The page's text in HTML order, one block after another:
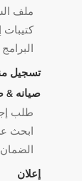
ملف
كتيبات
البرامج
تسجيل
صيانه &
طلب
ابحث
الضمان
إعلان